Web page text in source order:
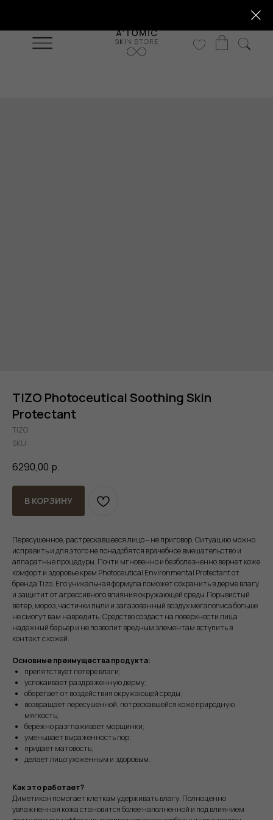
Бесплатная доставка при покупке от 30
TIZO Photoceutiсal Soothing Skin
Protectant
TIZO
SKU:
6290,00 р.
В КОРЗИНУ
Пересушенное, растрескавшееся лицо – не приговор. Ситуацию можно
исправить и для этого не понадобятся врачебное вмешательство и
аппаратные процедуры. Почти мгновенно и безболезненно вернет коже
комфорт и здоровье крем Photoceutical Environmental Protectant от
бренда Tizo. Его уникальная формула поможет сохранить в дерме влагу
и защитит от агрессивного влияния окружающей среды.Порывистый
ветер, мороз, частички пыли и загазованный воздух мегаполиса больше
не смогут вам навредить. Средство создаст на поверхности лица
надежный барьер и не позволит вредным элементам вступить в
контакт с кожей.
Основные преимущества продукта:
препятствует потере влаги;
успокаивает раздраженную дерму;
оберегает от воздействия окружающей среды;
возвращает пересушенной, потрескавшейся коже природную
мягкость;
бережно разглаживает морщинки;
уменьшает выраженность пор;
придает матовость;
делает лицо ухоженным и здоровым.
Как это работает?
Диметикон помогает клеткам удерживать влагу. Полноценно
увлажненная кожа становится более наполненной и под влиянием